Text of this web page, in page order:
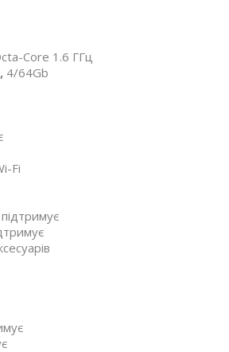
Core 1.6 ГГц
, 4/64Gb
Fi
підтримує